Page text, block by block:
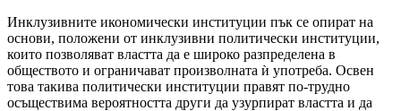
Инклузивните икономически институции пък се опират на
основи, положени от инклузивни политически институции,
които позволяват властта да е широко разпределена в
обществото и ограничават произволната ѝ употреба. Освен
това такива политически институции правят по-трудно
осъществима вероятността други да узурпират властта и да